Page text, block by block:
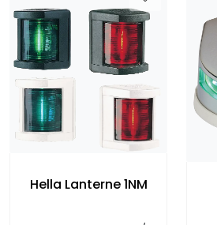
Hella Lanterne 1NM